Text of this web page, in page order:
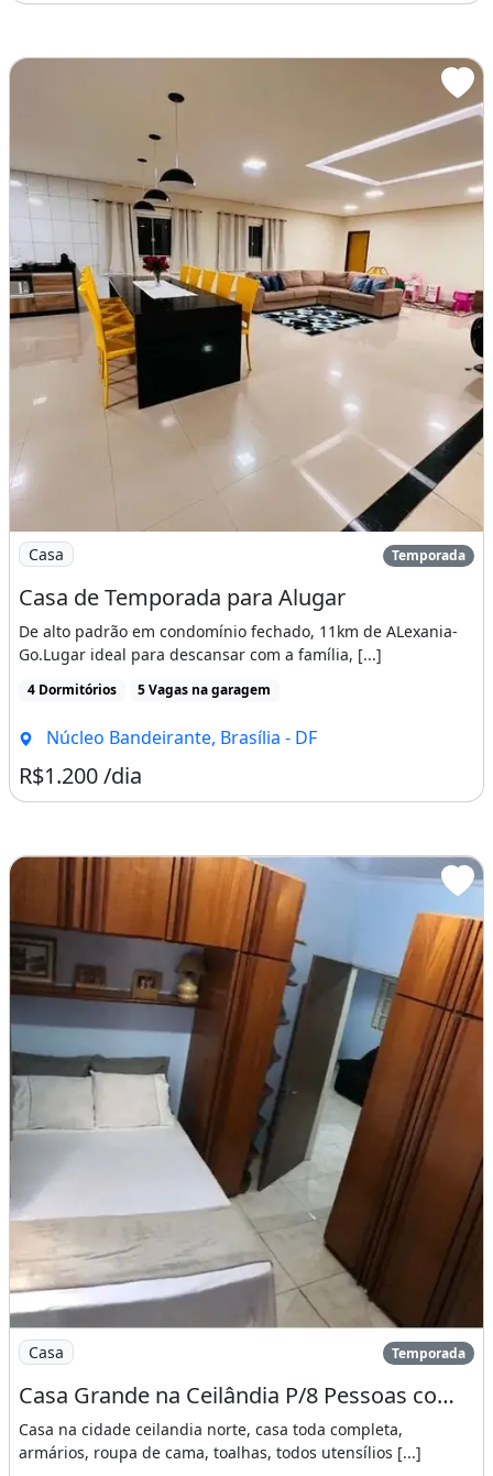
Imagem: Casa de Temporada para Alugar
Casa Temporada
Casa de Temporada para Alugar
De alto padrão em condomínio fechado, 11km de ALexania-
Go.Lugar ideal para descansar com a família, [...]
4 Dormitórios 5 Vagas na garagem
Núcleo Bandeirante, Brasília - DF
R$1.200 /dia
Imagem: Casa Grande na Ceilândia P/8 Pessoas com
Casa Temporada
Casa Grande na Ceilândia P/8 Pessoas com Garagem
Casa na cidade ceilandia norte, casa toda completa,
armários, roupa de cama, toalhas, todos utensílios [...]